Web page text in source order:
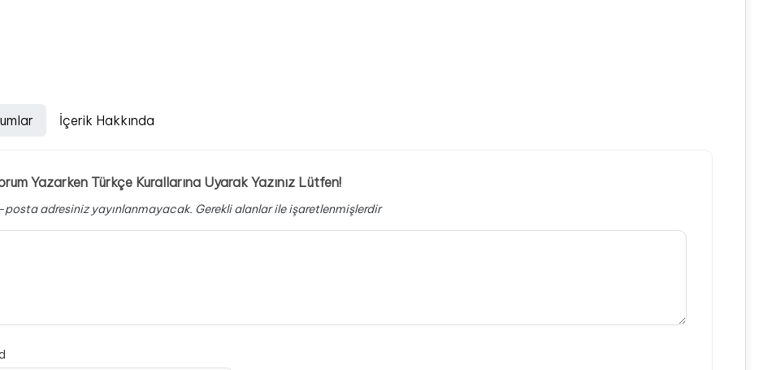
İçerik Hakkında
Yazarken Türkçe Kurallarına Uyarak Yazınız Lütfen!
posta adresiniz yayınlanmayacak. Gerekli alanlarile işaretlenmişlerdir